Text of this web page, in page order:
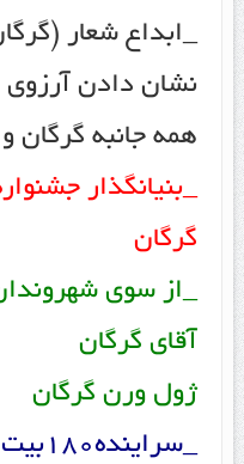
_ابداع شعار
نشان دادن
همه جانبه گرگان
_بنیانگذار
گرگان
_از سوی
آقای گرگان
ژول ورن گرگان